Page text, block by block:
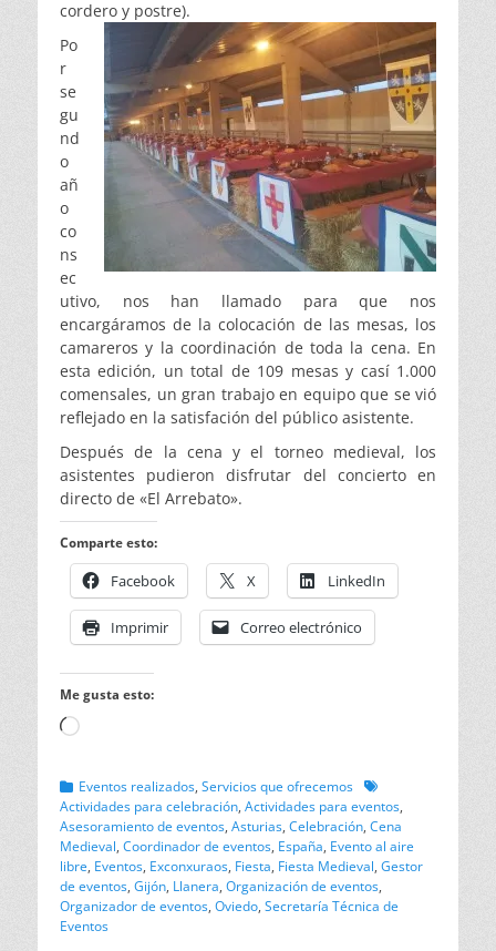
cordero y postre).
Po
r
se
gu
nd
o
añ
o
co
ns
ec
utivo, nos han llamado para que nos
encargáramos de la colocación de las mesas, los
camareros y la coordinación de toda la cena. En
esta edición, un total de 109 mesas y casí 1.000
comensales, un gran trabajo en equipo que se vió
reflejado en la satisfación del público asistente.
Después de la cena y el torneo medieval, los
asistentes pudieron disfrutar del concierto en
directo de «El Arrebato».
Comparte esto:
Facebook X LinkedIn
Imprimir Correo electrónico
Me gusta esto:
Cargando...
Categorias
Eventos realizados, Servicios que ofrecemos Etiquetas
Actividades para celebración, Actividades para eventos,
Asesoramiento de eventos, Asturias, Celebración, Cena
Medieval, Coordinador de eventos, España, Evento al aire
libre, Eventos, Exconxuraos, Fiesta, Fiesta Medieval, Gestor
de eventos, Gijón, Llanera, Organización de eventos,
Organizador de eventos, Oviedo, Secretaría Técnica de
Eventos